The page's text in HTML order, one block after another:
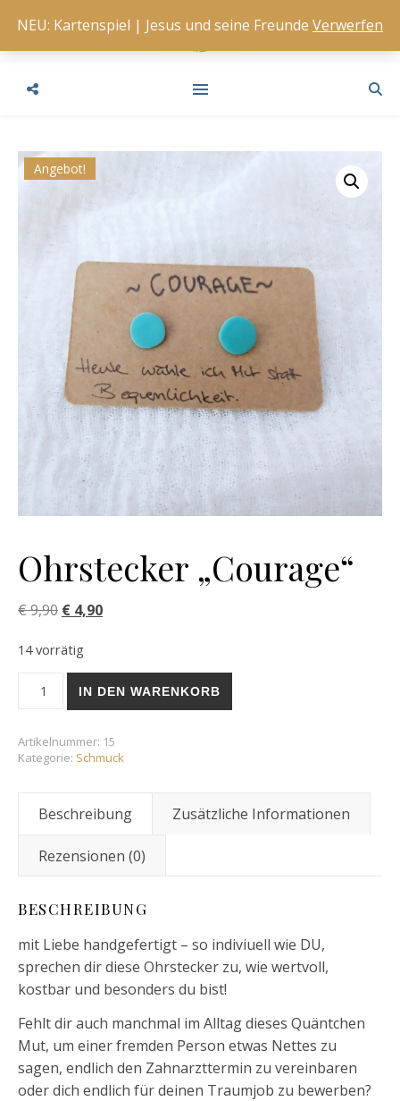
Angebot!
Ohrstecker „Courage“
€9,90 Ursprünglicher Preis war: € 9,90
€ 4,90Aktueller Preis ist: € 4,90.
14 vorrätig
IN DEN WARENKORB
Artikelnummer: 15
Kategorie: Schmuck
Beschreibung Zusätzliche Informationen
Rezensionen (0)
BESCHREIBUNG
mit Liebe handgefertigt – so indiviuell wie DU,
sprechen dir diese Ohrstecker zu, wie wertvoll,
kostbar und besonders du bist!
Fehlt dir auch manchmal im Alltag dieses Quäntchen
Mut, um einer fremden Person etwas Nettes zu
sagen, endlich den Zahnarzttermin zu vereinbaren
oder dich endlich für deinen Traumjob zu bewerben?
NEU: Kartenspiel | Jesus und seine Freunde Verwerfen